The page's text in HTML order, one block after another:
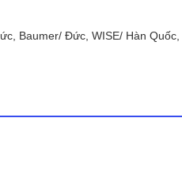
Baumer/ Đức, WISE/ Hàn Quốc,